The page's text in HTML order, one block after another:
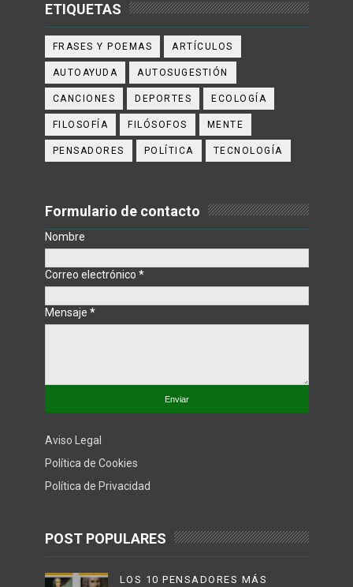
ETIQUETAS
FRASES Y POEMAS ARTÍCULOS
AUTOAYUDA AUTOSUGESTIÓN
CANCIONES DEPORTES ECOLOGÍA
FILOSOFÍA FILÓSOFOS MENTE
PENSADORES POLÍTICA TECNOLOGÍA
Formulario de contacto
Nombre
Correo electrónico *
Mensaje *
Aviso Legal
Política de Cookies
Política de Privacidad
POST POPULARES
LOS 10 PENSADORES MÁS